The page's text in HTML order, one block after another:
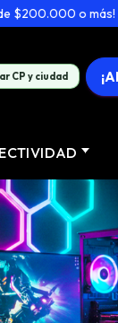
o más! 🚚 |
CP y ciudad